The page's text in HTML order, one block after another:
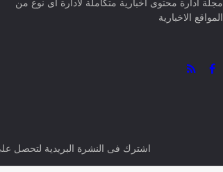
مجلة ادارة محتوى اخبارية متكاملة لادارة اى نوع من
المواقع الاخبارية
اشترك فى النشرة البريدية لتحصل على